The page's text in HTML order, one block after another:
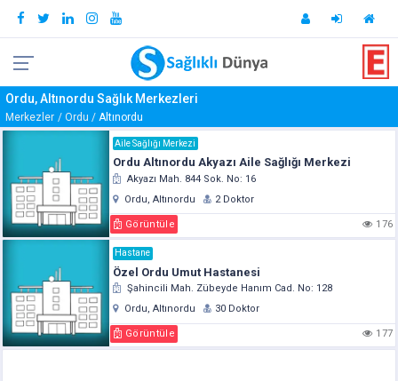
Ordu, Altınordu Sağlık Merkezleri
Merkezler Ordu Altınordu
Aile Sağlığı Merkezi
Ordu Altınordu Akyazı Aile Sağlığı Merkezi
Akyazı Mah. 844 Sok. No: 16
Ordu, Altınordu
2 Doktor
Görüntüle 176
Hastane
Özel Ordu Umut Hastanesi
Şahincili Mah. Zübeyde Hanım Cad. No: 128
Ordu, Altınordu
30 Doktor
Görüntüle 177